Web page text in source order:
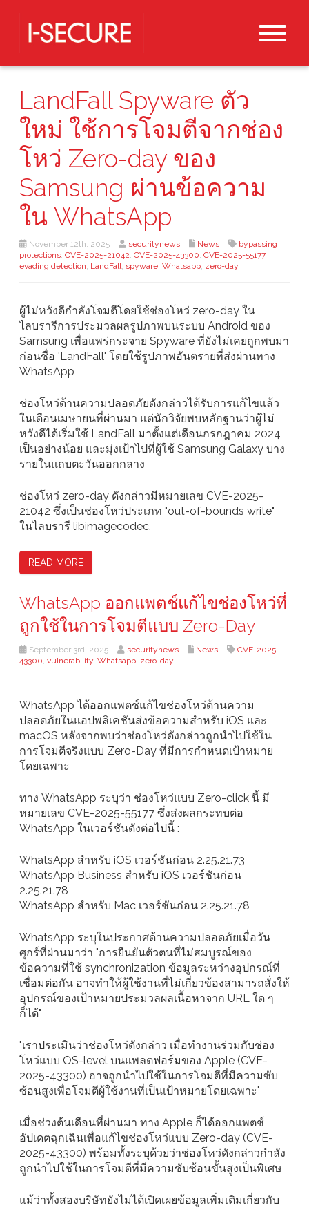
LandFall Spyware ตัว
ใหม่ ใช้การโจมตีจากช่อง
โหว่ Zero-day ของ
Samsung ผ่านข้อความ
ใน WhatsApp
November 12th, 2025 securitynews News
bypassing
protections, CVE-2025-21042, CVE-2025-43300, CVE-2025-55177,
evading detection, LandFall, spyware, Whatsapp, zero-day
ผู้ไม่หวังดีกำลังโจมตีโดยใช้ช่องโหว่ zero-day ใน
ไลบรารีการประมวลผลรูปภาพบนระบบ Android ของ
Samsung เพื่อแพร่กระจาย Spyware ที่ยังไม่เคยถูกพบมา
ก่อนชื่อ 'LandFall' โดยใช้รูปภาพอันตรายที่ส่งผ่านทาง
WhatsApp
ช่องโหว่ด้านความปลอดภัยดังกล่าวได้รับการแก้ไขแล้ว
ในเดือนเมษายนที่ผ่านมา แต่นักวิจัยพบหลักฐานว่าผู้ไม่
หวังดีได้เริ่มใช้ LandFall มาตั้งแต่เดือนกรกฎาคม 2024
เป็นอย่างน้อย และมุ่งเป้าไปที่ผู้ใช้ Samsung Galaxy บาง
รายในแถบตะวันออกกลาง
ช่องโหว่ zero-day ดังกล่าวมีหมายเลข CVE-2025-
21042 ซึ่งเป็นช่องโหว่ประเภท "out-of-bounds write"
ในไลบรารี libimagecodec.
READ MORE
WhatsApp ออกแพตช์แก้ไขช่องโหว่ที่
ถูกใช้ในการโจมตีแบบ Zero-Day
September 3rd, 2025 securitynews News
CVE-2025-
43300, vulnerability, Whatsapp, zero-day
WhatsApp ได้ออกแพตช์แก้ไขช่องโหว่ด้านความ
ปลอดภัยในแอปพลิเคชันส่งข้อความสำหรับ iOS และ
macOS หลังจากพบว่าช่องโหว่ดังกล่าวถูกนำไปใช้ใน
การโจมตีจริงแบบ Zero-Day ที่มีการกำหนดเป้าหมาย
โดยเฉพาะ
ทาง WhatsApp ระบุว่า ช่องโหว่แบบ Zero-click นี้ มี
หมายเลข CVE-2025-55177 ซึ่งส่งผลกระทบต่อ
WhatsApp ในเวอร์ชันดังต่อไปนี้ :
WhatsApp สำหรับ iOS เวอร์ชันก่อน 2.25.21.73
WhatsApp Business สำหรับ iOS เวอร์ชันก่อน
2.25.21.78
WhatsApp สำหรับ Mac เวอร์ชันก่อน 2.25.21.78
WhatsApp ระบุในประกาศด้านความปลอดภัยเมื่อวัน
ศุกร์ที่ผ่านมาว่า "การยืนยันตัวตนที่ไม่สมบูรณ์ของ
ข้อความที่ใช้ synchronization ข้อมูลระหว่างอุปกรณ์ที่
เชื่อมต่อกัน อาจทำให้ผู้ใช้งานที่ไม่เกี่ยวข้องสามารถสั่งให้
อุปกรณ์ของเป้าหมายประมวลผลเนื้อหาจาก URL ใด ๆ
ก็ได้"
"เราประเมินว่าช่องโหว่ดังกล่าว เมื่อทำงานร่วมกับช่อง
โหว่แบบ OS-level บนแพลตฟอร์มของ Apple (CVE-
2025-43300) อาจถูกนำไปใช้ในการโจมตีที่มีความซับ
ซ้อนสูงเพื่อโจมตีผู้ใช้งานที่เป็นเป้าหมายโดยเฉพาะ"
เมื่อช่วงต้นเดือนที่ผ่านมา ทาง Apple ก็ได้ออกแพตช์
อัปเดตฉุกเฉินเพื่อแก้ไขช่องโหว่แบบ Zero-day (CVE-
2025-43300) พร้อมทั้งระบุด้วยว่าช่องโหว่ดังกล่าวกำลัง
ถูกนำไปใช้ในการโจมตีที่มีความซับซ้อนขั้นสูงเป็นพิเศษ
แม้ว่าทั้งสองบริษัทยังไม่ได้เปิดเผยข้อมูลเพิ่มเติมเกี่ยวกับ